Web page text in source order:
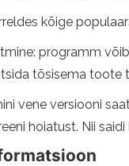
kõige
programm
tõsisema toote
vene versiooni
hoiatust. Nii